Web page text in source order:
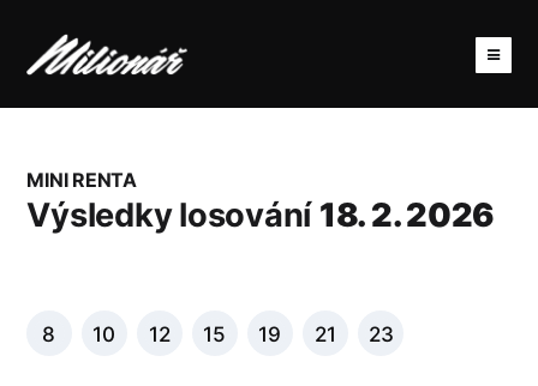
MINI RENTA
Výsledky losování 18. 2. 2026
8 10 12 15 19 21 23